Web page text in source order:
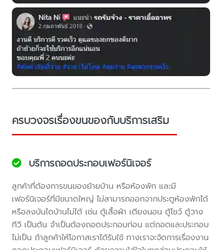
ครบวงจรเรื่องขนของกับบริการเสริม
บริการถอดประกอบเฟอร์นิเจอร์
ลูกค้าที่ต้องการขนของย้ายบ้าน หรือห้องพัก และมี
เฟอร์นิเจอร์ที่มีขนาดใหญ่ ไม่สามารถออกจากประตูห้องพักได้
หรือลงบันไดบ้านไม่ได้ เช่น ตู้เสื้อผ้า เตียงนอน ตู้โชว์ ตู้วาง
ทีวี เป็นต้น จำเป็นต้องถอดประกอบก่อน แต่ถอดและประกอบ
ไม่เป็น ถ้าลูกค้าให้โอกาสเราได้รับใช้ ทางเราจะจัดการเรื่องงาน